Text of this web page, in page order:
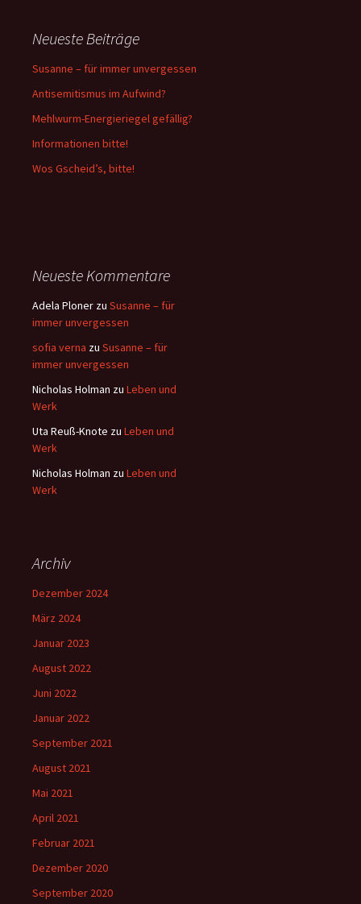
Neueste Beiträge
Susanne – für immer unvergessen
Antisemitismus im Aufwind?
Mehlwurm-Energieriegel gefällig?
Informationen bitte!
Wos Gscheid’s, bitte!
Neueste Kommentare
Adela Ploner zu Susanne – für
immer unvergessen
sofia verna zu Susanne – für
immer unvergessen
Nicholas Holman zu Leben und
Werk
Uta Reuß-Knote zu Leben und
Werk
Nicholas Holman zu Leben und
Werk
Archiv
Dezember 2024
März 2024
Januar 2023
August 2022
Juni 2022
Januar 2022
September 2021
August 2021
Mai 2021
April 2021
Februar 2021
Dezember 2020
September 2020